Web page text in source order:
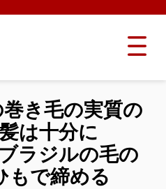
き毛の実質の
は十分に
ラジルの毛の
もで締める